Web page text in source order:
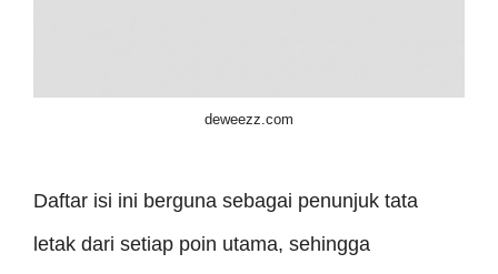
deweezz.com
Daftar isi ini berguna sebagai penunjuk tata
letak dari setiap poin utama, sehingga